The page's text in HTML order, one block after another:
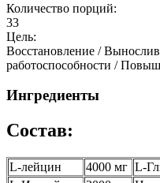
Количество порций:
33
Цель:
Восстановление /
работоспособности /
Ингредиенты
Состав:
L-лейцин 4000 мг L-